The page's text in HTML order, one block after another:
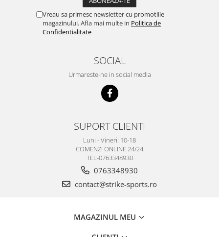
Vreau sa primesc newsletter cu promotiile
magazinului. Afla mai multe in Politica de
Confidentialitate
SOCIAL
Urmareste-ne in social media
SUPORT CLIENTI
Luni - Vineri: 10-18
COMENZI ONLINE 24/24
TEL-0763348930
0763348930
contact@strike-sports.ro
MAGAZINUL MEU